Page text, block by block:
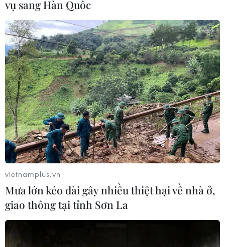
TIN CÙNG CHUYÊN MỤC
Bãi bỏ một số văn bản quy phạm
pháp luật không còn phù hợp
06/08/2026 09:59
Khởi tố người đi bộ gây tai nạn chết
người trên quốc lộ ở Quảng Trị
vụ sang Hàn Quốc
vietnamplus.vn
Mưa lớn kéo dài gây nhiều thiệt hại về nhà ở,
giao thông tại tỉnh Sơn La